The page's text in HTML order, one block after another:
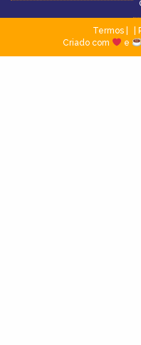
Termos
Criado com
e